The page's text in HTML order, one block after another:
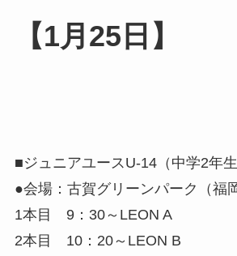
【1月25日】
■ジュニアユースU-14（中学2年
●会場：古賀グリーンパーク（福
1本目 9：30～LEON A
2本目 10：20～LEON B